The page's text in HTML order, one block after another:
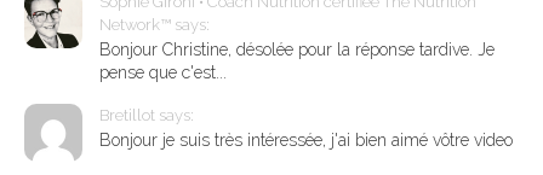
Network™ says:
Bonjour Christine, désolée pour la réponse tardive. Je
pense que c'est...
Bretillot says:
Bonjour je suis très intéressée, j'ai bien aimé vôtre video